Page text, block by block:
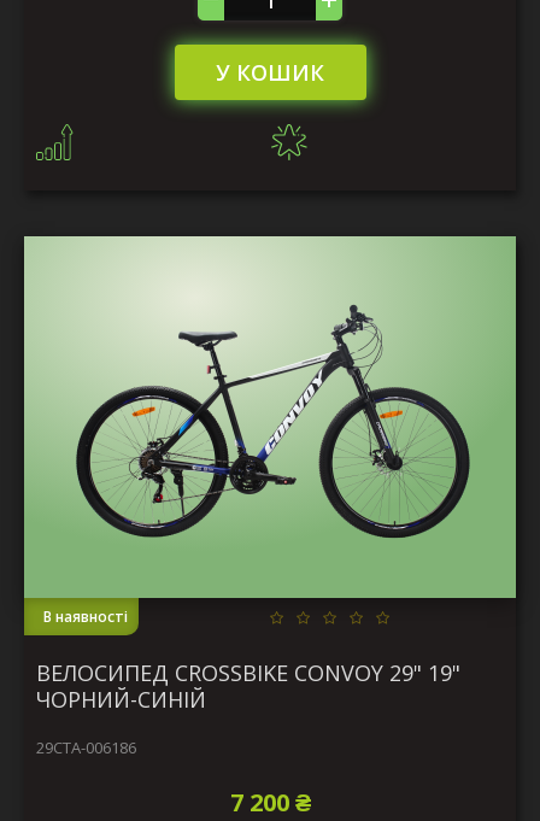
У КОШИК
В наявності
ВЕЛОСИПЕД CROSSBIKE CONVOY 29" 19"
ЧОРНИЙ-СИНІЙ
29СTA-006186
7 200 ₴